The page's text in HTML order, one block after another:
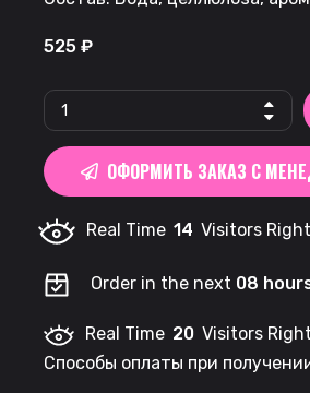
525 ₽
FAFF.
|
Dark
Night
ОФОРМИТЬ ЗАКАЗ С
Real Time 14 Visitors
Order in the next 08
Real Time 20 Visitors
Способы оплаты при